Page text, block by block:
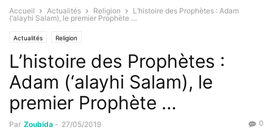
Accueil Actualités Religion
L’histoire des Prophètes : Adam
(‘alayhi Salam), le premier Prophète …
Actualités Religion
L’histoire des Prophètes :
Adam (‘alayhi Salam), le
premier Prophète …
Par Zoubida - 27/05/2019 0